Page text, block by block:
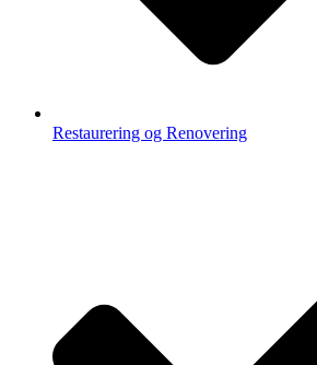
Restaurering og Renovering